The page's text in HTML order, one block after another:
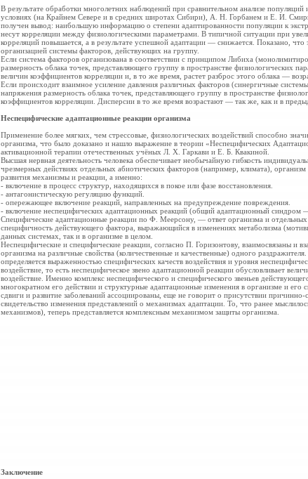
В результате обработки многолетних наблюдений при сравнительном анализе
условиях (на Крайнем Севере и в средних широтах Сибири), А. Н. Горбанем и Е. И.
получен вывод: наибольшую информацию о степени адаптированности популяции к
несут корреляции между физиологическими параметрами. В типичной ситуации при
корреляций повышается, а в результате успешной адаптации — снижается. Показано, что
организацией системы факторов, действующих на группу.
Если система факторов организована в соответствии с принципом Либиха
размерность облака точек, представляющего группу в пространстве физиологических
величин коэффициентов корреляции и, в то же время, растет разброс этого облака —
Если происходит взаимное усиление давления различных факторов (синергичные
напряжения размерность облака точек, представляющего группу в пространстве
коэффициентов корреляции. Дисперсии в то же время возрастают — так же, как и в
Неспецифические адаптационные реакции организма
Применение более мягких, чем стрессовые, физиологических воздействий способно
организма, что было доказано и нашло выражение в теории «Неспецифических
активационной терапии отечественных учёных Л. Х. Гаркави и Е. Б. Квакиной.
Высшая нервная деятельность человека обеспечивает необычайную гибкость
чрезмерных действиях отдельных абиотических факторов (например, климата),
развития механизмы и реакции, а именно:
- включение в процесс структур, находящихся в покое или фазе восстановления.
- антагонистическую регуляцию функций.
- опережающее включение реакций, направленных на предупреждение повреждения.
- включение неспецифических адаптационных реакций (общий адаптационный
Специфические адаптационные реакции по Ф. Меерсону, — ответ организма и
специфичность действующего фактора, выражающийся в изменениях метаболизма
данных системах, так и в организме в целом.
Неспецифические и специфические реакции, согласно П. Горизонтову, взаимосвязаны и
организма на различные свойства (количественные и качественные) одного
определяется выраженностью специфических качеств воздействия и уровня
воздействие, то есть неспецифическое звено адаптационной реакции обусловливает
воздействие. Именно комплекс неспецифического и специфического звеньев
многократном его действии и структурные адаптационные изменения в организме и
сдвиги и развитие заболеваний ассоциированы, еще не говорит о присутствии
свидетельство изменения представлений о механизмах адаптации. То, что ранее
механизмов), теперь представляется комплексным механизмом защиты организма.
Заключение